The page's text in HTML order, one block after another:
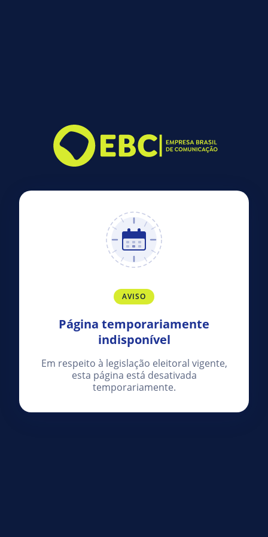
AVISO
Página temporariamente
indisponível
Em respeito à legislação eleitoral vigente,
esta página está desativada
temporariamente.